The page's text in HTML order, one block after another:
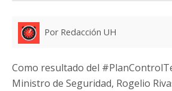
Por Redacción UH
Como resultado del
Ministro de Seguridad, Rogelio